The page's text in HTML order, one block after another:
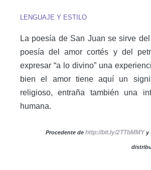
LENGUAJE Y ESTILO
La poesía de San Juan se sirve
poesía del amor cortés y del
expresar “a lo divino” una
bien el amor tiene aquí un
religioso, entraña también una
humana.
Procedente de http://bit.ly/2TTbMMYy